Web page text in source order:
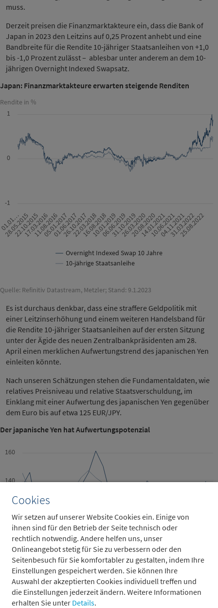
Cookies
Wir setzen auf unserer Website Cookies ein. Einige von
ihnen sind für den Betrieb der Seite technisch oder
rechtlich notwendig. Andere helfen uns, unser
Onlineangebot stetig für Sie zu verbessern oder den
Seitenbesuch für Sie komfortabler zu gestalten, indem Ihre
Einstellungen gespeichert werden. Sie können Ihre
Auswahl der akzeptierten Cookies individuell treffen und
die Einstellungen jederzeit ändern. Weitere Informationen
erhalten Sie unter Details.
muss.
Derzeit preisen die Finanzmarktakteure ein, dass die Bank of
Japan in 2023 den Leitzins auf 0,25 Prozent anhebt und eine
Bandbreite für die Rendite 10-jähriger Staatsanleihen von +1,0
bis -1,0 Prozent zulässt – ablesbar unter anderem an dem 10-
jährigen Overnight Indexed Swapsatz.
Japan: Finanzmarktakteure erwarten steigende Renditen
Rendite in %
Overnight Indexed Swap 10 Jahre
10-jährige Staatsanleihe
28.05.2015
22.10.2015
17.03.2016
11.08.2016
05.01.2017
01.06.2017
26.10.2017
22.03.2018
16.08.2018
10.01.2019
06.06.2019
31.10.2019
26.03.2020
20.08.2020
14.01.2021
10.06.2021
04.11.2021
31.03.2022
25.08.2022
0
1
-1
Quelle: Refinitiv Datastream, Metzler; Stand: 9.1.2023
Es ist durchaus denkbar, dass eine straffere Geldpolitik mit
einer Leitzinserhöhung und einem weiteren Handelsband für
die Rendite 10-jähriger Staatsanleihen auf der ersten Sitzung
unter der Ägide des neuen Zentralbankpräsidenten am 28.
April einen merklichen Aufwertungstrend des japanischen Yen
einleiten könnte.
Nach unseren Schätzungen stehen die Fundamentaldaten, wie
relatives Preisniveau und relative Staatsverschuldung, im
Einklang mit einer Aufwertung des japanischen Yen gegenüber
dem Euro bis auf etwa 125 EUR/JPY.
Der japanische Yen hat Aufwertungspotenzial
Wechselkurs JPY/EUR Metzler Prognosemodell
2000 2005 2010 2015 2020
80
100
140
160